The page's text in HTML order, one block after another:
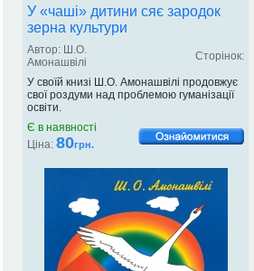
У «чаші» дитини сяє зародок
зерна культури
Автор: Ш.О.
Амонашвілі
Сторінок:
У своїй книзі Ш.О. Амонашвілі продовжує
свої роздуми над проблемою гуманізації
освіти.
Є в наявності
Ціна: 80грн.